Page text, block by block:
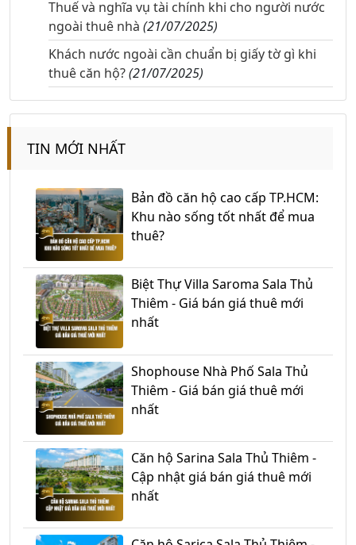
Thuế và nghĩa vụ tài chính khi cho người nước
ngoài thuê nhà (21/07/2025)
Khách nước ngoài cần chuẩn bị giấy tờ gì khi
thuê căn hộ?(21/07/2025)
TIN MỚI NHẤT
Bản đồ căn hộ cao cấp TP.HCM:
Khu nào sống tốt nhất để mua
thuê?
Biệt Thự Villa Saroma Sala Thủ
Thiêm - Giá bán giá thuê mới
nhất
Shophouse Nhà Phố Sala Thủ
Thiêm - Giá bán giá thuê mới
nhất
Căn hộ Sarina Sala Thủ Thiêm -
Cập nhật giá bán giá thuê mới
nhất